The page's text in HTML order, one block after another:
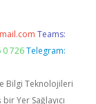
Teams:
0 726 Telegram:
Bilgi Teknolojileri
Yer Sağlayıcı